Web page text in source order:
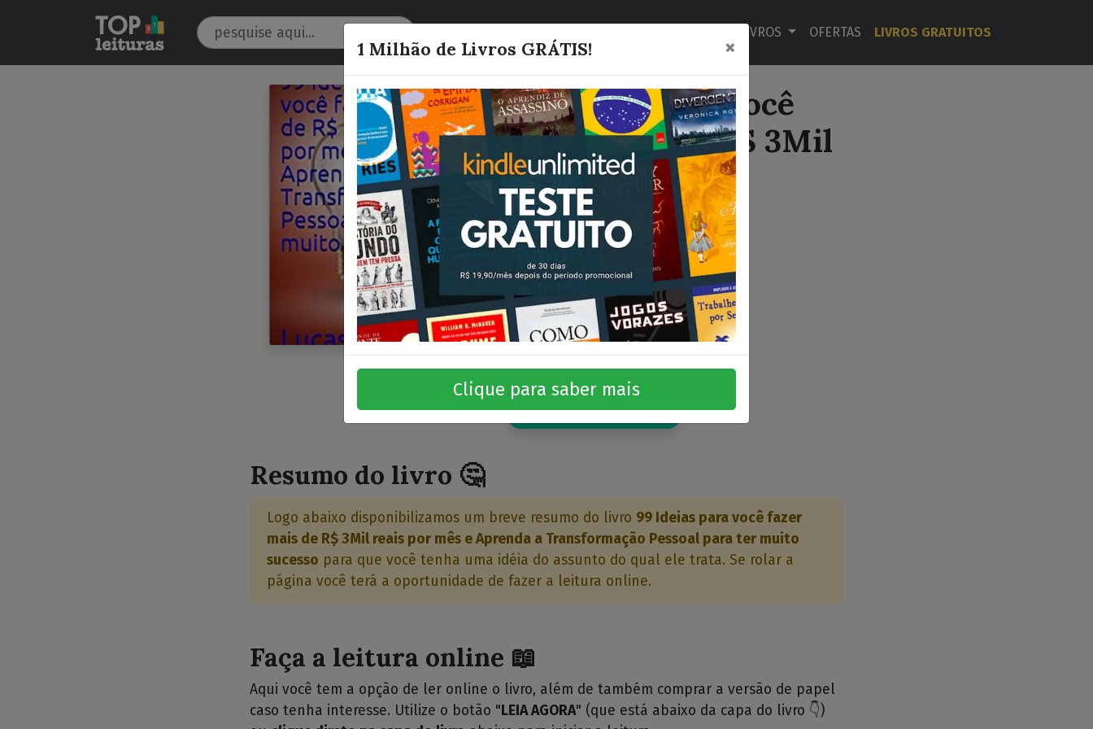
LIVROS OFERTAS LIVROS GRATUITOS
⭐⭐⭐
99 Ideias para você
fazer mais de R$ 3Mil
reais por mês e
Aprenda a
Transformação
Pessoal para ter
muito sucesso
Quero este livro!
Resumo do livro 🤔
Logo abaixo disponibilizamos um breve resumo do livro 99 Ideias para você fazer
mais de R$ 3Mil reais por mês e Aprenda a Transformação Pessoal para ter muito
sucesso para que você tenha uma idéia do assunto do qual ele trata. Se rolar a
página você terá a oportunidade de fazer a leitura online.
Faça a leitura online 📖
Aqui você tem a opção de ler online o livro, além de também comprar a versão de papel
caso tenha interesse. Utilize o botão " LEIA AGORA" (que está abaixo da capa do livro 👇)
1 Milhão de Livros GRÁTIS! ×
Clique para saber mais